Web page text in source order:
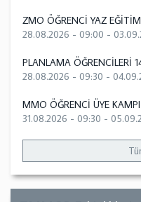
ZMO ÖĞRENCİ YAZ
28.08.2026 - 09:00 -
PLANLAMA ÖĞRENCİLERİ
28.08.2026 - 09:30 -
MMO ÖĞRENCİ ÜYE
31.08.2026 - 09:30 -